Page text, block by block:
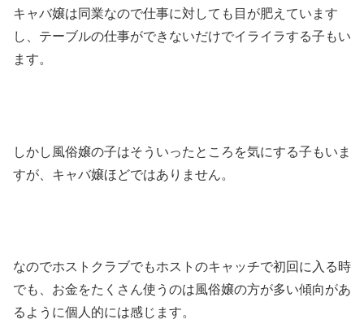
キャバ嬢は同業なので仕事に対しても目が肥えています
し、テーブルの仕事ができないだけでイライラする子もい
ます。
しかし風俗嬢の子はそういったところを気にする子もいま
すが、キャバ嬢ほどではありません。
なのでホストクラブでもホストのキャッチで初回に入る時
でも、お金をたくさん使うのは風俗嬢の方が多い傾向があ
るように個人的には感じます。